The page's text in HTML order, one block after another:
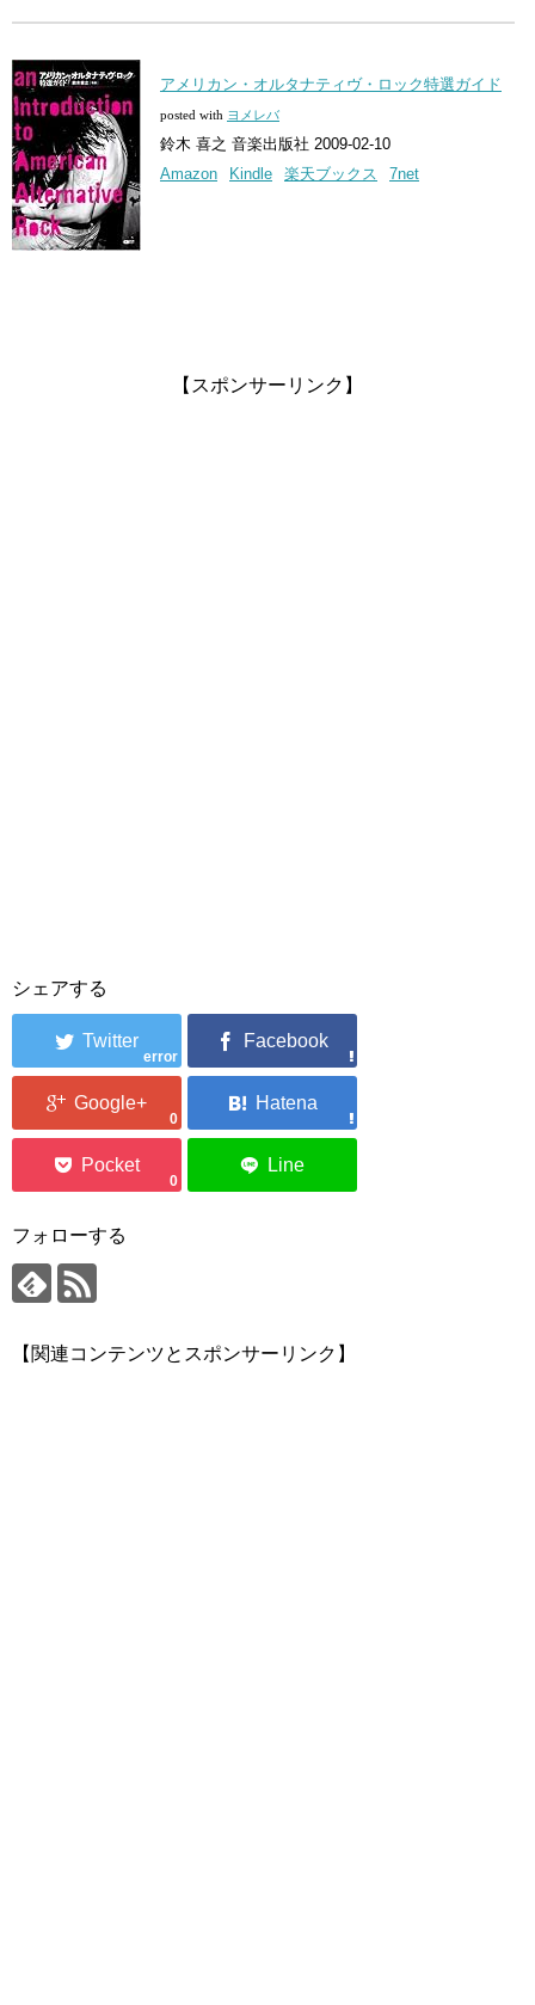
アメリカン・オルタナティヴ・ロック特選ガイド
posted with ヨメレバ
鈴木 喜之 音楽出版社 2009-02-10
Amazon
Kindle 楽天ブックス 7net
【スポンサーリンク】
シェアする
error
0
0
フォローする
【関連コンテンツとスポンサーリンク】